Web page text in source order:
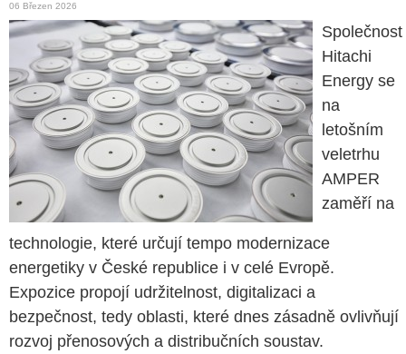
06 Březen 2026
Společnost
Hitachi
Energy se
na
letošním
veletrhu
AMPER
zaměří na
technologie, které určují tempo modernizace
energetiky v České republice i v celé Evropě.
Expozice propojí udržitelnost, digitalizaci a
bezpečnost, tedy oblasti, které dnes zásadně ovlivňují
rozvoj přenosových a distribučních soustav.